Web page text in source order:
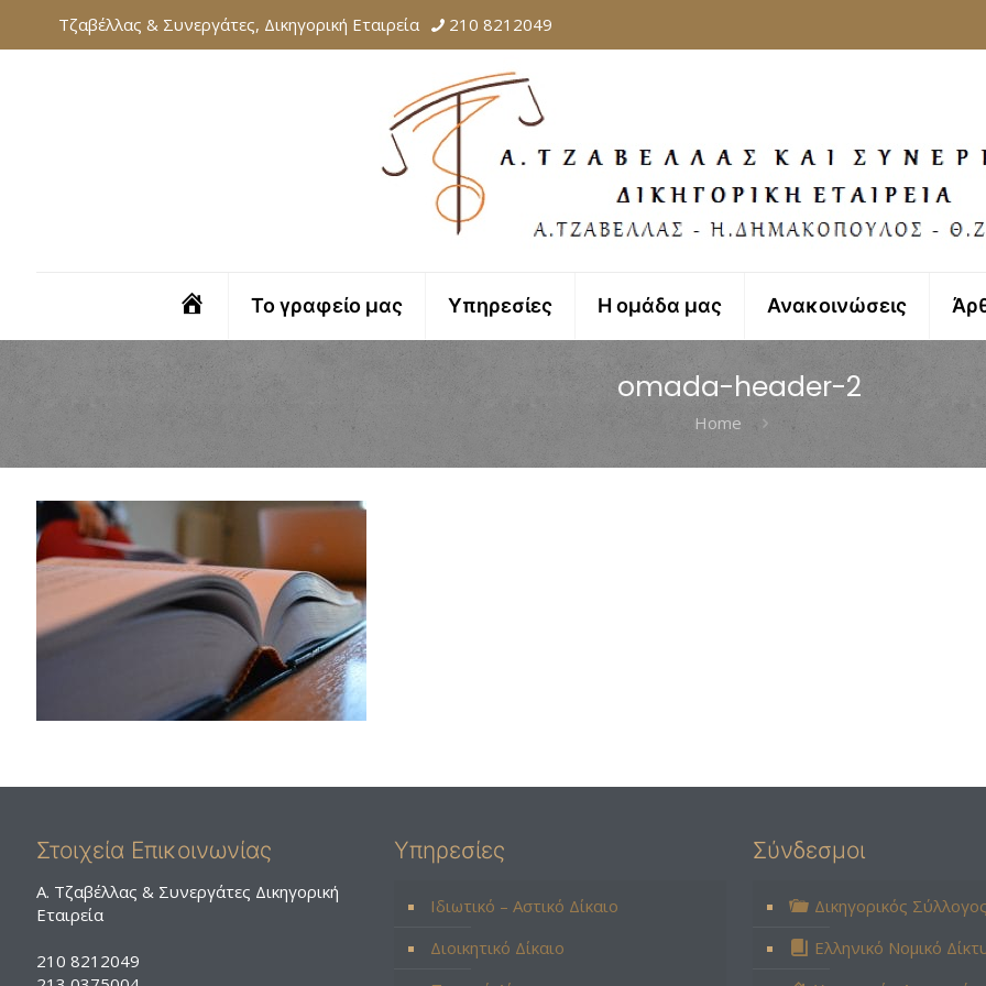
Τζαβέλλας & Συνεργάτες, Δικηγορική Εταιρεία 210 8212049
ΑρχικήΤο γραφείο μας Υπηρεσίες Η ομάδα μας Ανακοινώσεις
omada-header-2
Home
Στοιχεία Επικοινωνίας
A. Τζαβέλλας & Συνεργάτες Δικηγορική
Εταιρεία
210 8212049
Υπηρεσίες
Ιδιωτικό – Αστικό Δίκαιο
Διοικητικό Δίκαιο
Σύνδεσμοι
Δικηγορικός
Ελληνικό Νομικό